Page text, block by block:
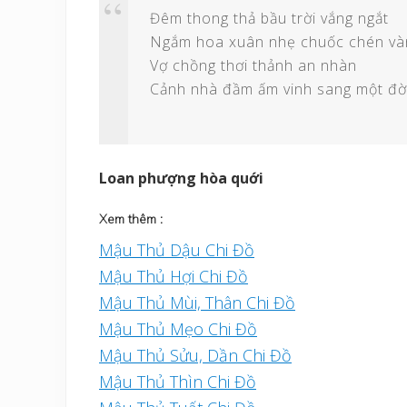
Đêm thong thả bầu trời vắng ngắt
Ngắm hoa xuân nhẹ chuốc chén
Vợ chồng thơi thảnh an nhàn
Cảnh nhà đầm ấm vinh sang một
Loan phượng hòa quới
Xem thêm :
Mậu Thủ Dậu Chi Đồ
Mậu Thủ Hợi Chi Đồ
Mậu Thủ Mùi, Thân Chi Đồ
Mậu Thủ Mẹo Chi Đồ
Mậu Thủ Sửu, Dần Chi Đồ
Mậu Thủ Thìn Chi Đồ